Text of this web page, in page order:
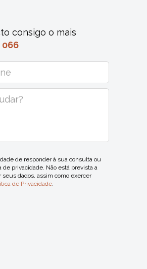
consigo o mais
066
de responder à sua consulta ou
de privacidade. Não está prevista a
dados, assim como exercer
de Privacidade.